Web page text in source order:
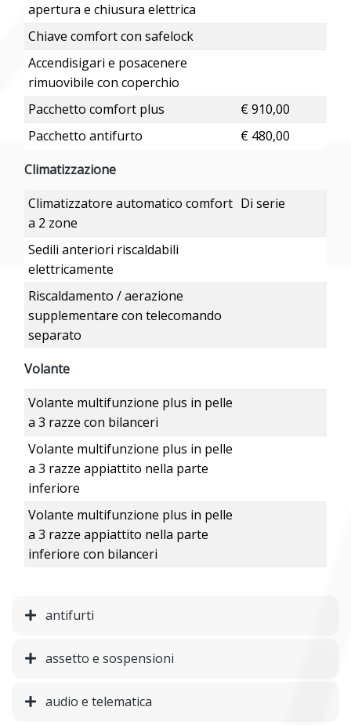
apertura e chiusura elettrica
Chiave comfort con safelock
Accendisigari e posacenere
rimuovibile con coperchio
Pacchetto comfort plus
€ 910,00
Pacchetto antifurto
€ 480,00
Climatizzazione
Climatizzatore automatico comfort
a 2 zone
Di serie
Sedili anteriori riscaldabili
elettricamente
Riscaldamento / aerazione
supplementare con telecomando
separato
Volante
Volante multifunzione plus in pelle
a 3 razze con bilanceri
Volante multifunzione plus in pelle
a 3 razze appiattito nella parte
inferiore
Volante multifunzione plus in pelle
a 3 razze appiattito nella parte
inferiore con bilanceri
antifurti
assetto e sospensioni
audio e telematica